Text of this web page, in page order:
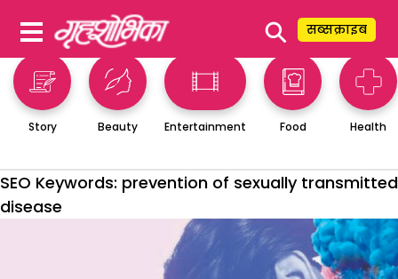
⚲ सब्सक्राइब
Story Beauty Entertainment Food Health
SEO Keywords: prevention of sexually transmitted
disease